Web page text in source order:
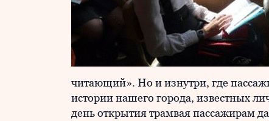
читающий». Но и изнутри, где
истории нашего города, известных
день открытия трамвая пассажирам